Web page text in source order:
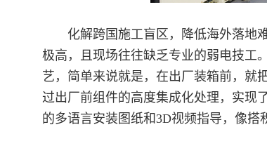
化解跨国施工盲区，降低海外落地
极高，且现场往往缺乏专业的弱电技工
艺，简单来说就是，在出厂装箱前，就
过出厂前组件的高度集成化处理，实现
的多语言安装图纸和3D视频指导，像搭